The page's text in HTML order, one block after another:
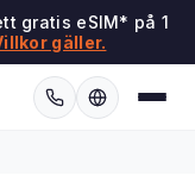
gratis eSIM* på 1
gäller.